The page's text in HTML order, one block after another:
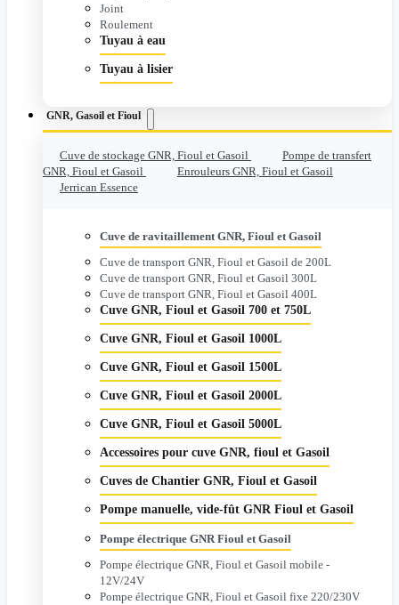
Joint
Roulement
Tuyau à eau
Tuyau à lisier
GNR, Gasoil et Fioul
Cuve de stockage GNR, Fioul et Gasoil
Pompe de transfert
GNR, Fioul et Gasoil
Enrouleurs GNR, Fioul et Gasoil
Jerrican Essence
Cuve de ravitaillement GNR, Fioul et Gasoil
Cuve de transport GNR, Fioul et Gasoil de 200L
Cuve de transport GNR, Fioul et Gasoil 300L
Cuve de transport GNR, Fioul et Gasoil 400L
Cuve GNR, Fioul et Gasoil 700 et 750L
Cuve GNR, Fioul et Gasoil 1000L
Cuve GNR, Fioul et Gasoil 1500L
Cuve GNR, Fioul et Gasoil 2000L
Cuve GNR, Fioul et Gasoil 5000L
Accessoires pour cuve GNR, fioul et Gasoil
Cuves de Chantier GNR, Fioul et Gasoil
Pompe manuelle, vide-fût GNR Fioul et Gasoil
Pompe électrique GNR Fioul et Gasoil
Pompe électrique GNR, Fioul et Gasoil mobile -
12V/24V
Pompe électrique GNR, Fioul et Gasoil fixe 220/230V